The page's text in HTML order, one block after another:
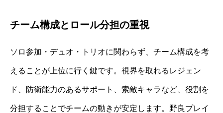
チーム構成とロール分担の重視
ソロ参加・デュオ・トリオに関わらず、チーム構成を考
えることが上位に行く鍵です。視界を取れるレジェン
ド、防衛能力のあるサポート、索敵キャラなど、役割を
分担することでチームの動きが安定します。野良プレイ